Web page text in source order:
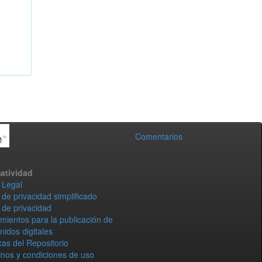
Comentarios
privacidad simplificado
privacidad
para la publicación de
digitales
del Repositorio
y condiciones de uso